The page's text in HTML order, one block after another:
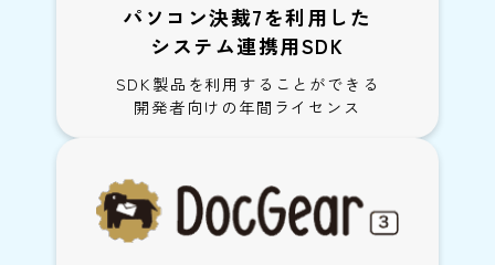
パソコン決裁7を利用した
システム連携用SDK
SDK製品を利用することができる
開発者向けの年間ライセンス